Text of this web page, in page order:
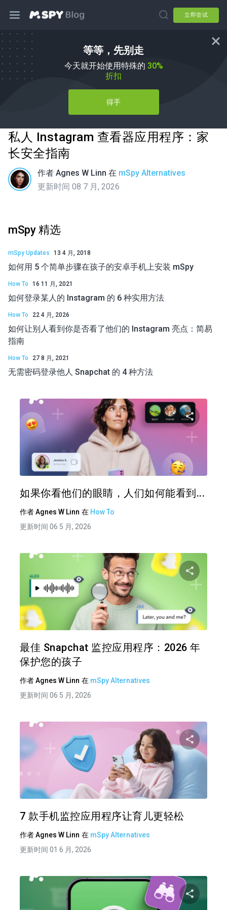
立即尝试
等等，先别走
今天就开始使用特殊的 30%
折扣
得手
私人 Instagram 查看器应用程序：家
长安全指南
作者 Agnes W Linn 在 mSpy Alternatives
更新时间 08 7 月, 2026
mSpy 精选
mSpy Updates 13 4 月, 2018
如何用 5 个简单步骤在孩子的安卓手机上安装 mSpy
How To 16 11 月, 2021
如何登录某人的 Instagram 的 6 种实用方法
How To 22 4 月, 2026
如何让别人看到你是否看了他们的 Instagram 亮点：简易
指南
How To 27 8 月, 2021
无需密码登录他人 Snapchat 的 4 种方法
如果你看他们的眼睛，人们如何能看到...
作者Agnes W Linn 在 How To
更新时间 06 5 月, 2026
最佳 Snapchat 监控应用程序：2026 年
保护您的孩子
作者Agnes W Linn 在 mSpy Alternatives
更新时间 06 5 月, 2026
分
7 款手机监控应用程序让育儿更轻松
作者Agnes W Linn 在 mSpy Alternatives
更新时间 01 6 月, 2026